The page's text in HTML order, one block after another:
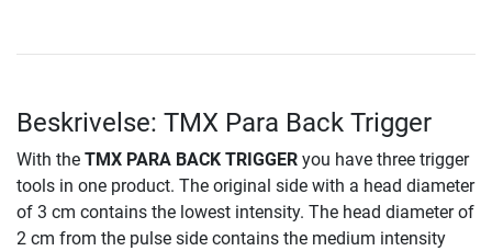
Beskrivelse: TMX Para Back Trigger
With the TMX PARA BACK TRIGGER you have three trigger
tools in one product. The original side with a head diameter
of 3 cm contains the lowest intensity. The head diameter of
2 cm from the pulse side contains the medium intensity